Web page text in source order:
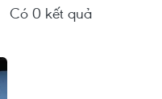
Có 0 kết quả